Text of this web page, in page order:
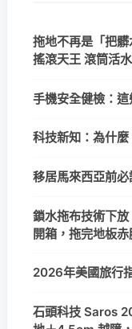
拖地不再是「把
搖滾天王 滾筒活
手機安全健檢：這
科技新知：為什
移居馬來西亞前
鎖水拖布技術下
開箱，拖完地板
2026年美國旅行
石頭科技 Saros